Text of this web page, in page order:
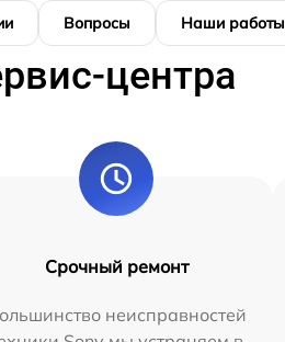
Вопросы Наши работы
центра
Срочный ремонт
неисправностей